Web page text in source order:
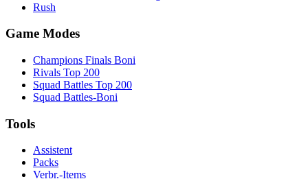
Rush
Game Modes
Champions Finals Boni
Rivals Top 200
Squad Battles Top 200
Squad Battles-Boni
Tools
Assistent
Packs
Verbr.-Items